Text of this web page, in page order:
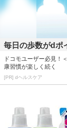
毎日の歩数がdポ
ドコモユーザー必見！
康習慣が楽しく続く
[PR] dヘルスケア